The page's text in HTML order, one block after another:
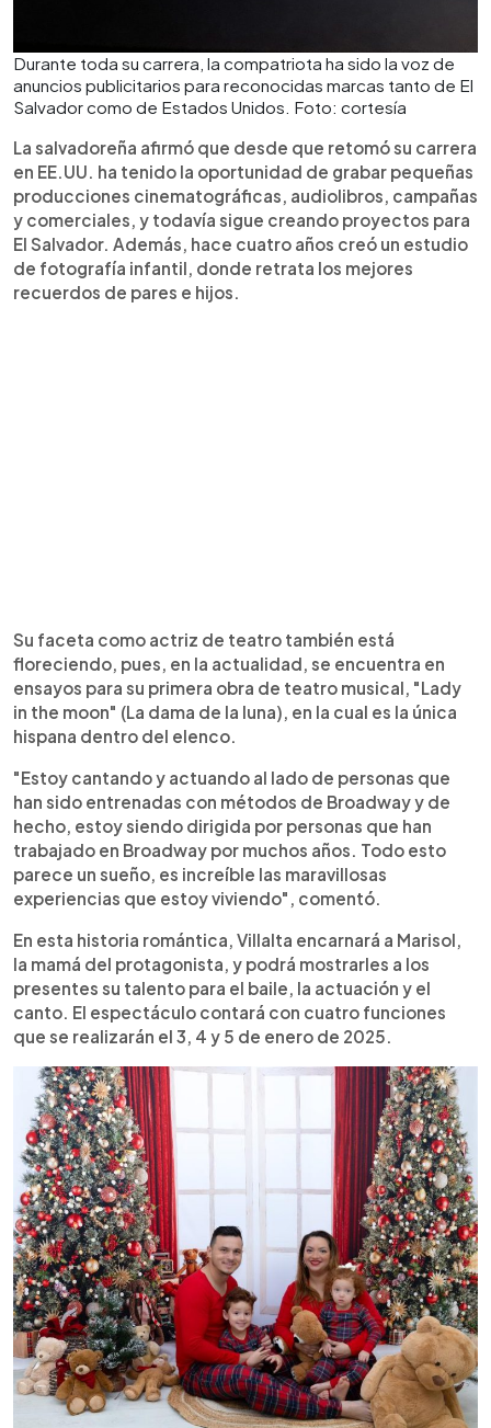
Durante toda su carrera, la compatriota ha sido la voz de
anuncios publicitarios para reconocidas marcas tanto de El
Salvador como de Estados Unidos. Foto: cortesía
La salvadoreña afirmó que desde que retomó su carrera
en EE.UU. ha tenido la oportunidad de grabar pequeñas
producciones cinematográficas, audiolibros, campañas
y comerciales, y todavía sigue creando proyectos para
El Salvador. Además, hace cuatro años creó un estudio
de fotografía infantil, donde retrata los mejores
recuerdos de pares e hijos.
Su faceta como actriz de teatro también está
floreciendo, pues, en la actualidad, se encuentra en
ensayos para su primera obra de teatro musical, "Lady
in the moon" (La dama de la luna), en la cual es la única
hispana dentro del elenco.
"Estoy cantando y actuando al lado de personas que
han sido entrenadas con métodos de Broadway y de
hecho, estoy siendo dirigida por personas que han
trabajado en Broadway por muchos años. Todo esto
parece un sueño, es increíble las maravillosas
experiencias que estoy viviendo", comentó.
En esta historia romántica, Villalta encarnará a Marisol,
la mamá del protagonista, y podrá mostrarles a los
presentes su talento para el baile, la actuación y el
canto. El espectáculo contará con cuatro funciones
que se realizarán el 3, 4 y 5 de enero de 2025.